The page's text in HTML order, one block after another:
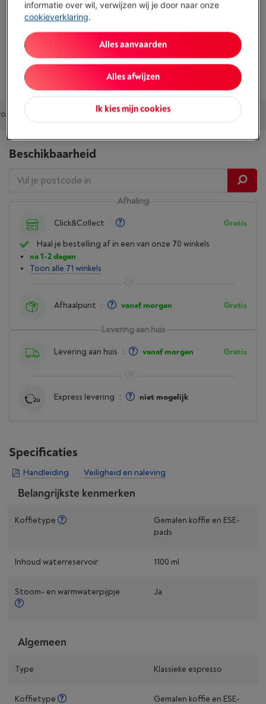
Bestaat ook in andere kleuren
Alle5kleuren
combinaties Accessoires Alternatieven Ons advies
Beschikbaarheid
Levering aan huis
Levering aan huis : vanaf morgen Gratis
Express levering : niet mogelijk
Afhaling
Click&Collect : Gratis
Haal je bestelling af in een van onze 70 winkels
na 1-2 dagen
Toon alle 71 winkels
Afhaalpunt : vanaf morgen Gratis
Specificaties
Handleiding Veiligheid en naleving
Belangrijkste kenmerken
Koffietype
Gemalen koffie en ESE-
pads
Inhoud waterreservoir 1100 ml
Stoom- en warmwaterpijpje Ja
Algemeen
Type Klassieke espresso
Koffietype Gemalen koffie en ESE-
informatie over wil, verwijzen wij je door naar onze
cookieverklaring.
Ik kies mijn cookies
Alles afwijzen
Alles aanvaarden